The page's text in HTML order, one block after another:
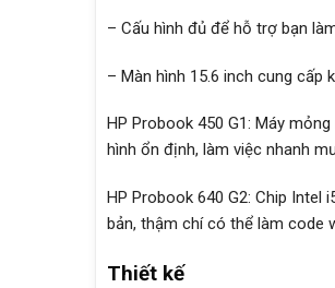
– Cấu hình đủ để hỗ trợ bạn
– Màn hình 15.6 inch cung cấp
HP Probook 450 G1: Máy
hình ổn định, làm việc nhanh
HP Probook 640 G2: Chip Intel
bản, thậm chí có thể làm code
Thiết kế